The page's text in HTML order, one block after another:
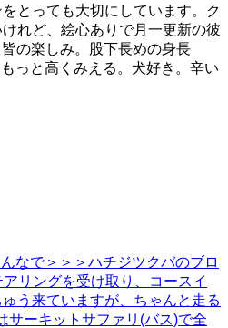
とっても大切にしています。ク
れど、絵心ありで月一更新の彼
の楽しみ。股下長めの身長
っと高くみえる。犬好き。辛い
なで＞＞＞ハチジツクバのブロ
リングを受け取り、コースイ
う来ていますが、ちゃんと走る
ーキットサファリ(バス)で全